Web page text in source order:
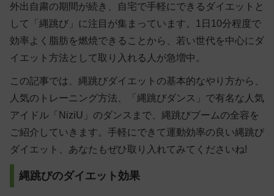
外出自粛の期間が続き、自宅で手軽にできるダイエットと
して「縄跳び」に注目が集まっています。1日10分程度で
効率よく脂肪を燃焼できることから、若い世代を中心にダ
イエット方法として取り入れる人が急増中。
この記事では、縄跳びダイエットの基本的なやり方から、
人気のトレーニング方法、「縄跳びダンス」で有名な人気
アイドル「NiziU」のダンスまで、縄跳びブームの全容を
ご紹介していきます。手軽にできて運動効率の良い縄跳び
ダイエット、あなたもぜひ取り入れてみてくださいね!
縄跳びのダイエット効果